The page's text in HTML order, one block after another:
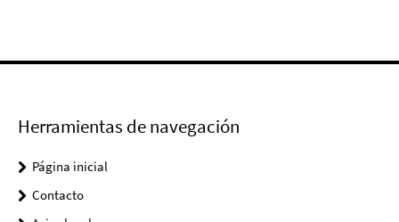
Herramientas de navegación
Página inicial
Contacto